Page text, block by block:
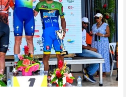
W
h
a
t
s
A
p
p
(
o
u
v
r
e
S
k
y
p
e
(
o
u
v
r
e
d
a
n
-
m
a
l
à
u
n
a
m
i
(
o
u